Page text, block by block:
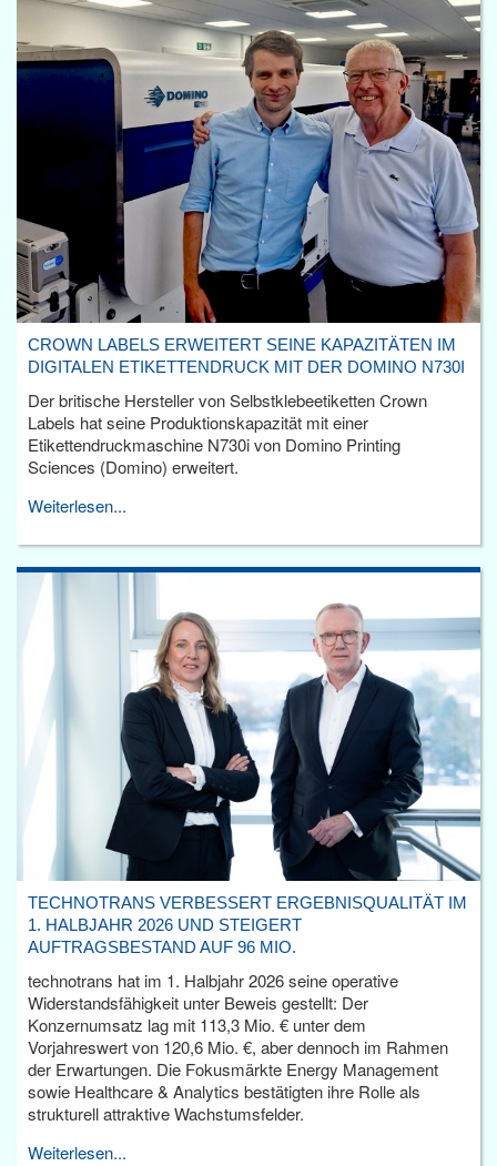
CROWN LABELS ERWEITERT SEINE KAPAZITÄTEN IM
DIGITALEN ETIKETTENDRUCK MIT DER DOMINO N730I
Der britische Hersteller von Selbstklebeetiketten Crown
Labels hat seine Produktionskapazität mit einer
Etikettendruckmaschine N730i von Domino Printing
Sciences (Domino) erweitert.
Weiterlesen...
TECHNOTRANS VERBESSERT ERGEBNISQUALITÄT IM
1. HALBJAHR 2026 UND STEIGERT
AUFTRAGSBESTAND AUF 96 MIO.
technotrans hat im 1. Halbjahr 2026 seine operative
Widerstandsfähigkeit unter Beweis gestellt: Der
Konzernumsatz lag mit 113,3 Mio. € unter dem
Vorjahreswert von 120,6 Mio. €, aber dennoch im Rahmen
der Erwartungen. Die Fokusmärkte Energy Management
sowie Healthcare & Analytics bestätigten ihre Rolle als
strukturell attraktive Wachstumsfelder.
Weiterlesen...